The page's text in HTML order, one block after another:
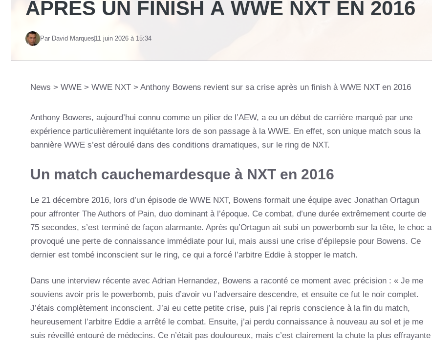
APRÈS UN FINISH À WWE NXT EN 2016
Par David Marques 11 juin 2026 à 15:34
News > WWE > WWE NXT > Anthony Bowens revient sur sa crise après un finish à WWE NXT en 2016
Anthony Bowens, aujourd’hui connu comme un pilier de l’AEW, a eu un début de carrière marqué par une
expérience particulièrement inquiétante lors de son passage à la WWE. En effet, son unique match sous la
bannière WWE s’est déroulé dans des conditions dramatiques, sur le ring de NXT.
Un match cauchemardesque à NXT en 2016
Le 21 décembre 2016, lors d’un épisode de WWE NXT, Bowens formait une équipe avec Jonathan Ortagun
pour affronter The Authors of Pain, duo dominant à l’époque. Ce combat, d’une durée extrêmement courte de
75 secondes, s’est terminé de façon alarmante. Après qu’Ortagun ait subi un powerbomb sur la tête, le choc a
provoqué une perte de connaissance immédiate pour lui, mais aussi une crise d’épilepsie pour Bowens. Ce
dernier est tombé inconscient sur le ring, ce qui a forcé l’arbitre Eddie à stopper le match.
Dans une interview récente avec Adrian Hernandez, Bowens a raconté ce moment avec précision : « Je me
souviens avoir pris le powerbomb, puis d’avoir vu l’adversaire descendre, et ensuite ce fut le noir complet.
J’étais complètement inconscient. J’ai eu cette petite crise, puis j’ai repris conscience à la fin du match,
heureusement l’arbitre Eddie a arrêté le combat. Ensuite, j’ai perdu connaissance à nouveau au sol et je me
suis réveillé entouré de médecins. Ce n’était pas douloureux, mais c’est clairement la chute la plus effrayante